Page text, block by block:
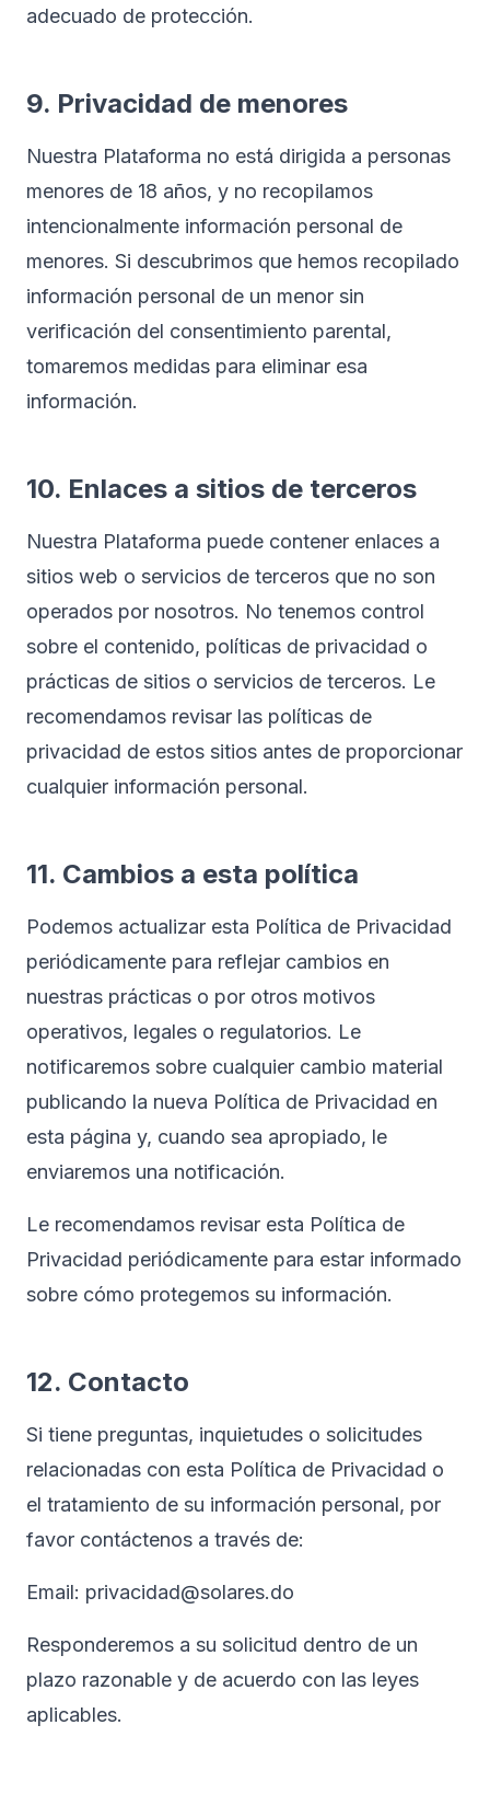
adecuado de protección.
9. Privacidad de menores
Nuestra Plataforma no está dirigida a personas
menores de 18 años, y no recopilamos
intencionalmente información personal de
menores. Si descubrimos que hemos recopilado
información personal de un menor sin
verificación del consentimiento parental,
tomaremos medidas para eliminar esa
información.
10. Enlaces a sitios de terceros
Nuestra Plataforma puede contener enlaces a
sitios web o servicios de terceros que no son
operados por nosotros. No tenemos control
sobre el contenido, políticas de privacidad o
prácticas de sitios o servicios de terceros. Le
recomendamos revisar las políticas de
privacidad de estos sitios antes de proporcionar
cualquier información personal.
11. Cambios a esta política
Podemos actualizar esta Política de Privacidad
periódicamente para reflejar cambios en
nuestras prácticas o por otros motivos
operativos, legales o regulatorios. Le
notificaremos sobre cualquier cambio material
publicando la nueva Política de Privacidad en
esta página y, cuando sea apropiado, le
enviaremos una notificación.
Le recomendamos revisar esta Política de
Privacidad periódicamente para estar informado
sobre cómo protegemos su información.
12. Contacto
Si tiene preguntas, inquietudes o solicitudes
relacionadas con esta Política de Privacidad o
el tratamiento de su información personal, por
favor contáctenos a través de:
Email: privacidad@solares.do
Responderemos a su solicitud dentro de un
plazo razonable y de acuerdo con las leyes
aplicables.